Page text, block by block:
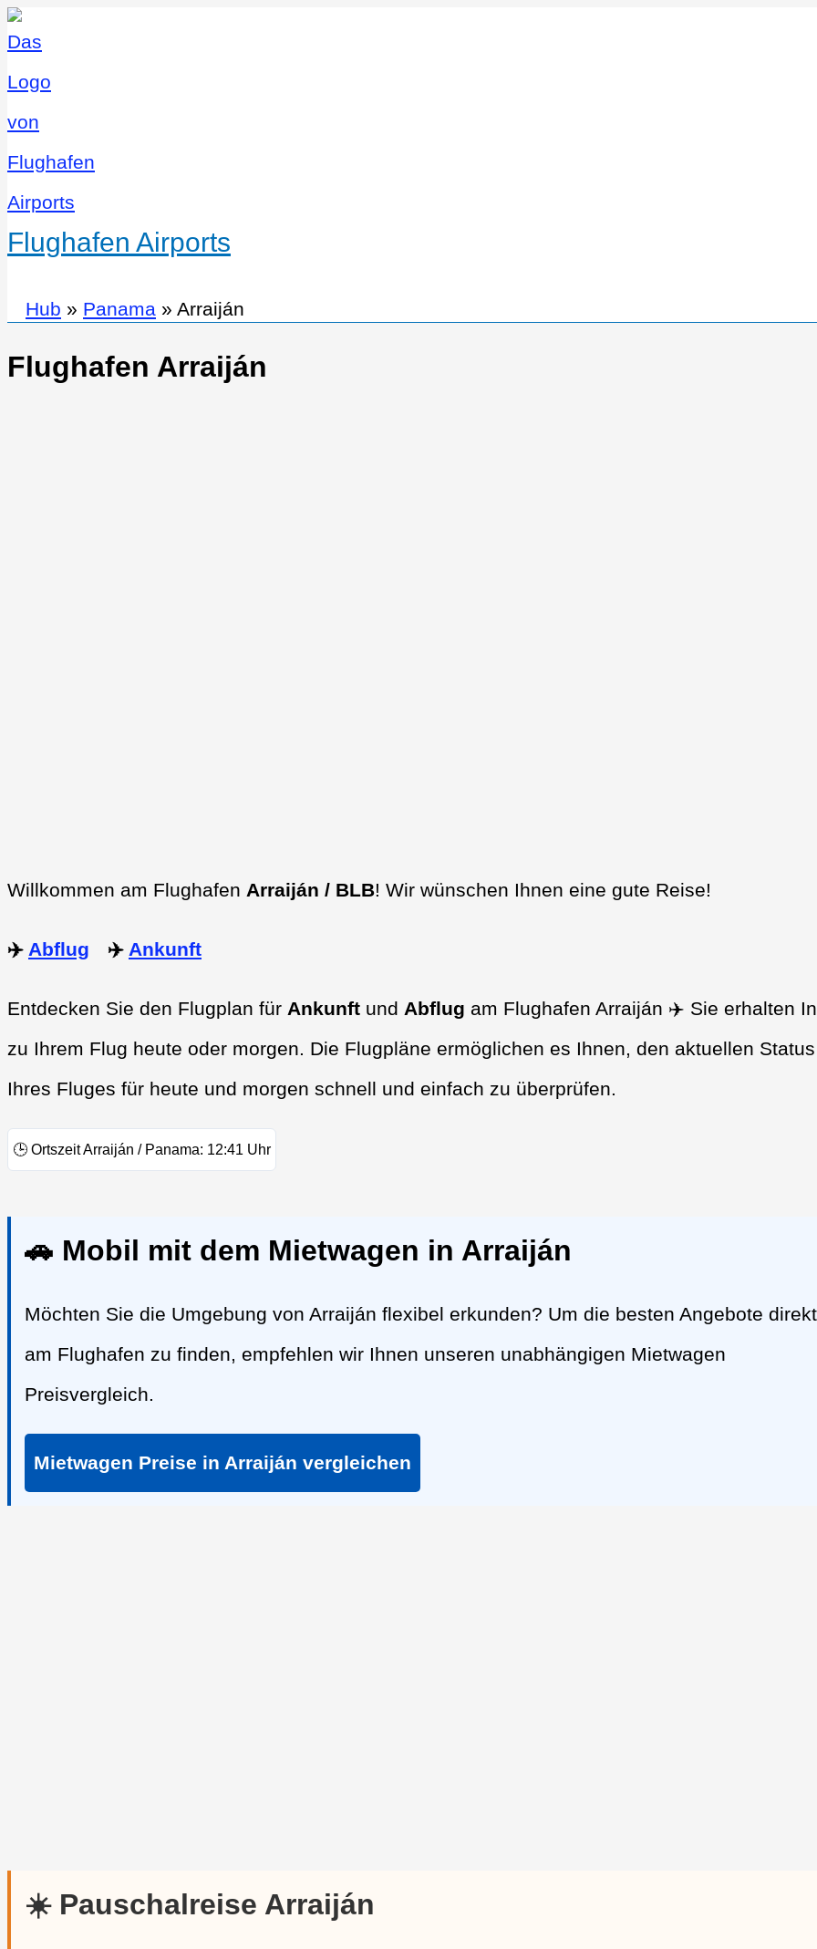
Flughafen Airports
Hub » Panama » Arraiján
Flughafen Arraiján
Willkommen am Flughafen Arraiján / BLB! Wir wünschen Ihnen eine gute Reise!
✈️ Abflug ✈️ Ankunft
Entdecken Sie den Flugplan für Ankunft und Abflug am Flughafen Arraiján ✈️ Sie erhalten
zu Ihrem Flug heute oder morgen. Die Flugpläne ermöglichen es Ihnen, den aktuellen Status
Ihres Fluges für heute und morgen schnell und einfach zu überprüfen.
🕒 Ortszeit Arraiján / Panama: 12:41 Uhr
🚗 Mobil mit dem Mietwagen in Arraiján
Möchten Sie die Umgebung von Arraiján flexibel erkunden? Um die besten Angebote direkt
am Flughafen zu finden, empfehlen wir Ihnen unseren unabhängigen Mietwagen
Preisvergleich.
Mietwagen Preise in Arraiján vergleichen
☀️ Pauschalreise Arraiján